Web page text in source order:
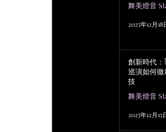
舞美燈音
2025年12月18
創新時代：
巡演如何
技
舞美燈音
2025年12月15